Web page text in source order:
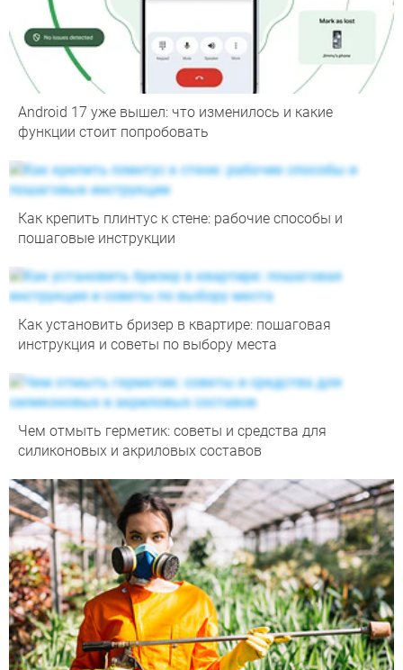
Android 17 уже вышел: что изменилось и какие
функции стоит попробовать
Как крепить плинтус к стене: рабочие способы и
пошаговые инструкции
Как установить бризер в квартире: пошаговая
инструкция и советы по выбору места
Чем отмыть герметик: советы и средства для
силиконовых и акриловых составов